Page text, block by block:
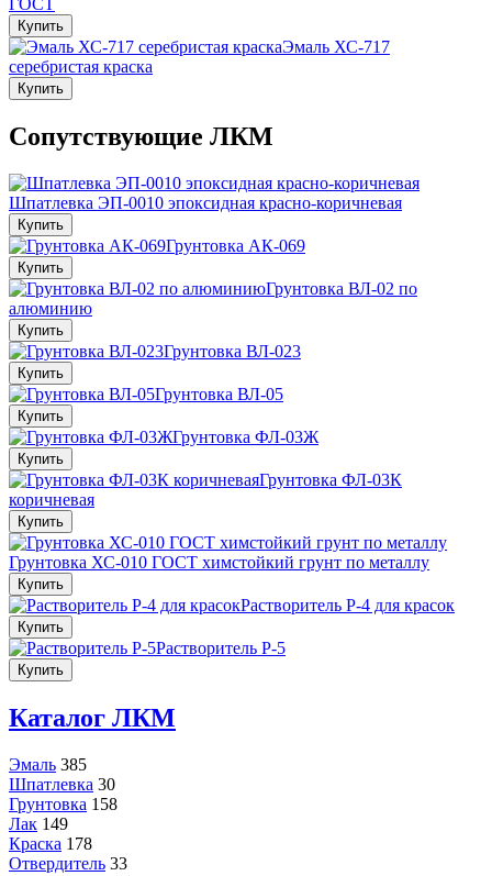
ГОСТ
Купить
Эмаль ХС-717
серебристая краска
Купить
Сопутствующие ЛКМ
Шпатлевка ЭП-0010 эпоксидная красно-коричневая
Купить
Грунтовка АК-069
Купить
Грунтовка ВЛ-02 по
алюминию
Купить
Грунтовка ВЛ-023
Купить
Грунтовка ВЛ-05
Купить
Грунтовка ФЛ-03Ж
Купить
Грунтовка ФЛ-03К
коричневая
Купить
Грунтовка ХС-010 ГОСТ химстойкий грунт по металлу
Купить
Растворитель Р-4 для красок
Купить
Растворитель Р-5
Купить
Каталог ЛКМ
Эмаль 385
Шпатлевка 30
Грунтовка 158
Лак 149
Краска 178
Отвердитель 33